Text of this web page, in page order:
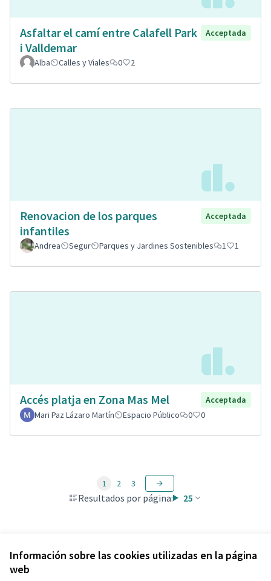
Información sobre las cookies utilizadas en la página
web
Asfaltar el camí entre Calafell Park
i Valldemar
Acceptada
Alba Calles y Viales 0 2
Renovacion de los parques
infantiles
Acceptada
Andrea Segur Parques y Jardines Sostenibles 1 1
Accés platja en Zona Mas Mel
Acceptada
Mari Paz Lázaro Martín
Espacio Público 0 0
Resultados por página: 25
1 2 3
Ver todas las propuestas retiradas